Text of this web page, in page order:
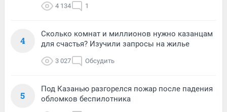
4 134 1
4
Сколько комнат и миллионов нужно казанцам
для счастья? Изучили запросы на жилье
3 027 Обсудить
5
Под Казанью разгорелся пожар после падения
обломков беспилотника